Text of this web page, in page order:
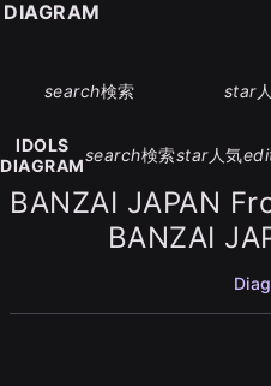
search検索 star
IDOLS
DIAGRAM
search検索star人気
BANZAI JAPAN
BANZAI